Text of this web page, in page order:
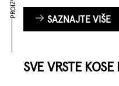
SAZNAJTE VIŠE
SVE VRSTE KOSE